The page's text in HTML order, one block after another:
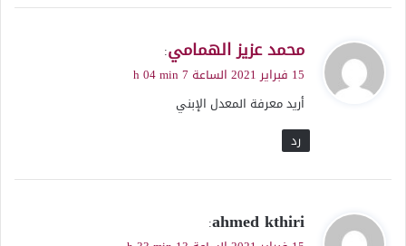
ي
ق
ل
محمد عزيز الهمامي:
15 فبراير 2021 الساعة 7 h 04 min
أريد معرفة المعدل الإبني
رد
ي
ق
ahmed kthiri
: